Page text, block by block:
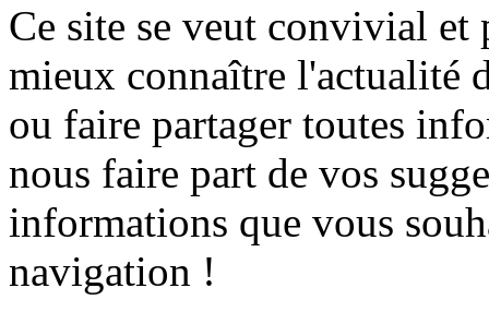
Ce site se veut convivial et
mieux connaître l'actualité
ou faire partager toutes
nous faire part de vos
informations que vous
navigation !